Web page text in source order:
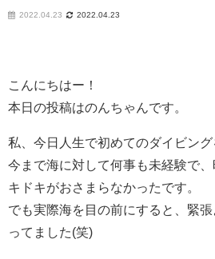
2022.04.23 2022.04.23
こんにちはー！
本日の投稿はのんちゃんです。
私、今日人生で初めてのダイビング
今まで海に対して何事も未経験で
キドキがおさまらなかったです。
でも実際海を目の前にすると、緊
ってました(笑)